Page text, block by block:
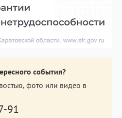
события?
фото или видео в
91